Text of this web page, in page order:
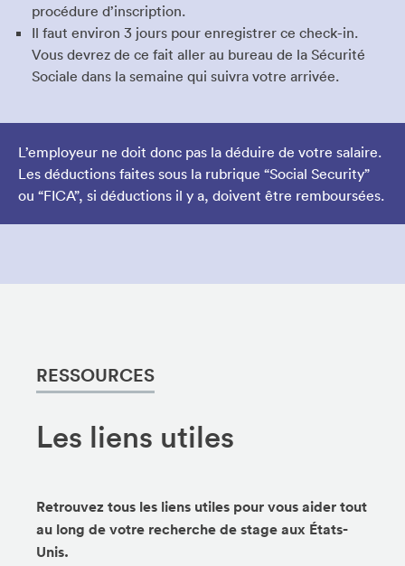
procédure d’inscription.
Il faut environ 3 jours pour enregistrer ce check-in.
Vous devrez de ce fait aller au bureau de la Sécurité
Sociale dans la semaine qui suivra votre arrivée.
L’employeur ne doit donc pas la déduire de votre salaire.
Les déductions faites sous la rubrique “Social Security”
ou “FICA”, si déductions il y a, doivent être remboursées.
RESSOURCES
Les liens utiles
Retrouvez tous les liens utiles pour vous aider tout
au long de votre recherche de stage aux États-
Unis.